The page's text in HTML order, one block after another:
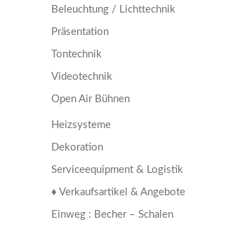
Beleuchtung / Lichttechnik
Präsentation
Tontechnik
Videotechnik
Open Air Bühnen
Heizsysteme
Dekoration
Serviceequipment & Logistik
♦ Verkaufsartikel & Angebote
Einweg : Becher – Schalen